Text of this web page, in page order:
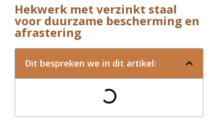
Hekwerk met verzinkt staal
voor duurzame bescherming en
afrastering
Dit bespreken we in dit artikel: